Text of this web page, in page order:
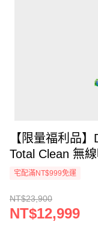
【限量福利品
Total Clean 無
宅配滿NT$999免運
NT$23,900
NT$12,999